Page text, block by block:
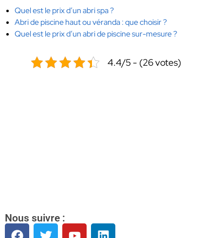
Quel est le prix d’un abri spa ?
Abri de piscine haut ou véranda : que choisir ?
Quel est le prix d’un abri de piscine sur-mesure ?
4.4/5 - (26 votes)
Nous suivre :